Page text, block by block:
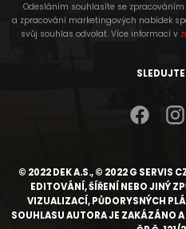
Odesláním souhlasíte se
a zpracování marketingových nabídek
svůj souhlas odvolat. Více informací v
© 2022 DEK A.S., © 2022 G SERVIS
EDITOVÁNÍ, ŠÍŘENÍ NEBO JINÝ
VIZUALIZACÍ, PŮDORYSNÝCH
SOUHLASU AUTORA JE ZAKÁZÁNO